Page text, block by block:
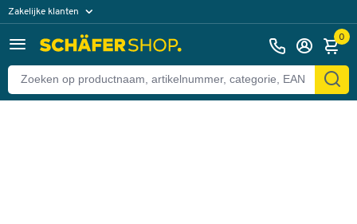
Zakelijke klanten
Particuliere klanten 0
Terug